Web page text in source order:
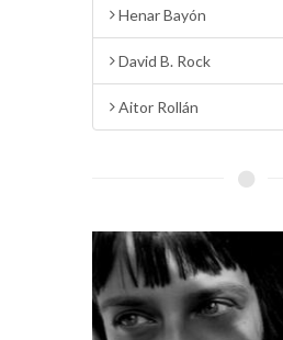
Henar Bayón
David B. Rock
Aitor Rollán